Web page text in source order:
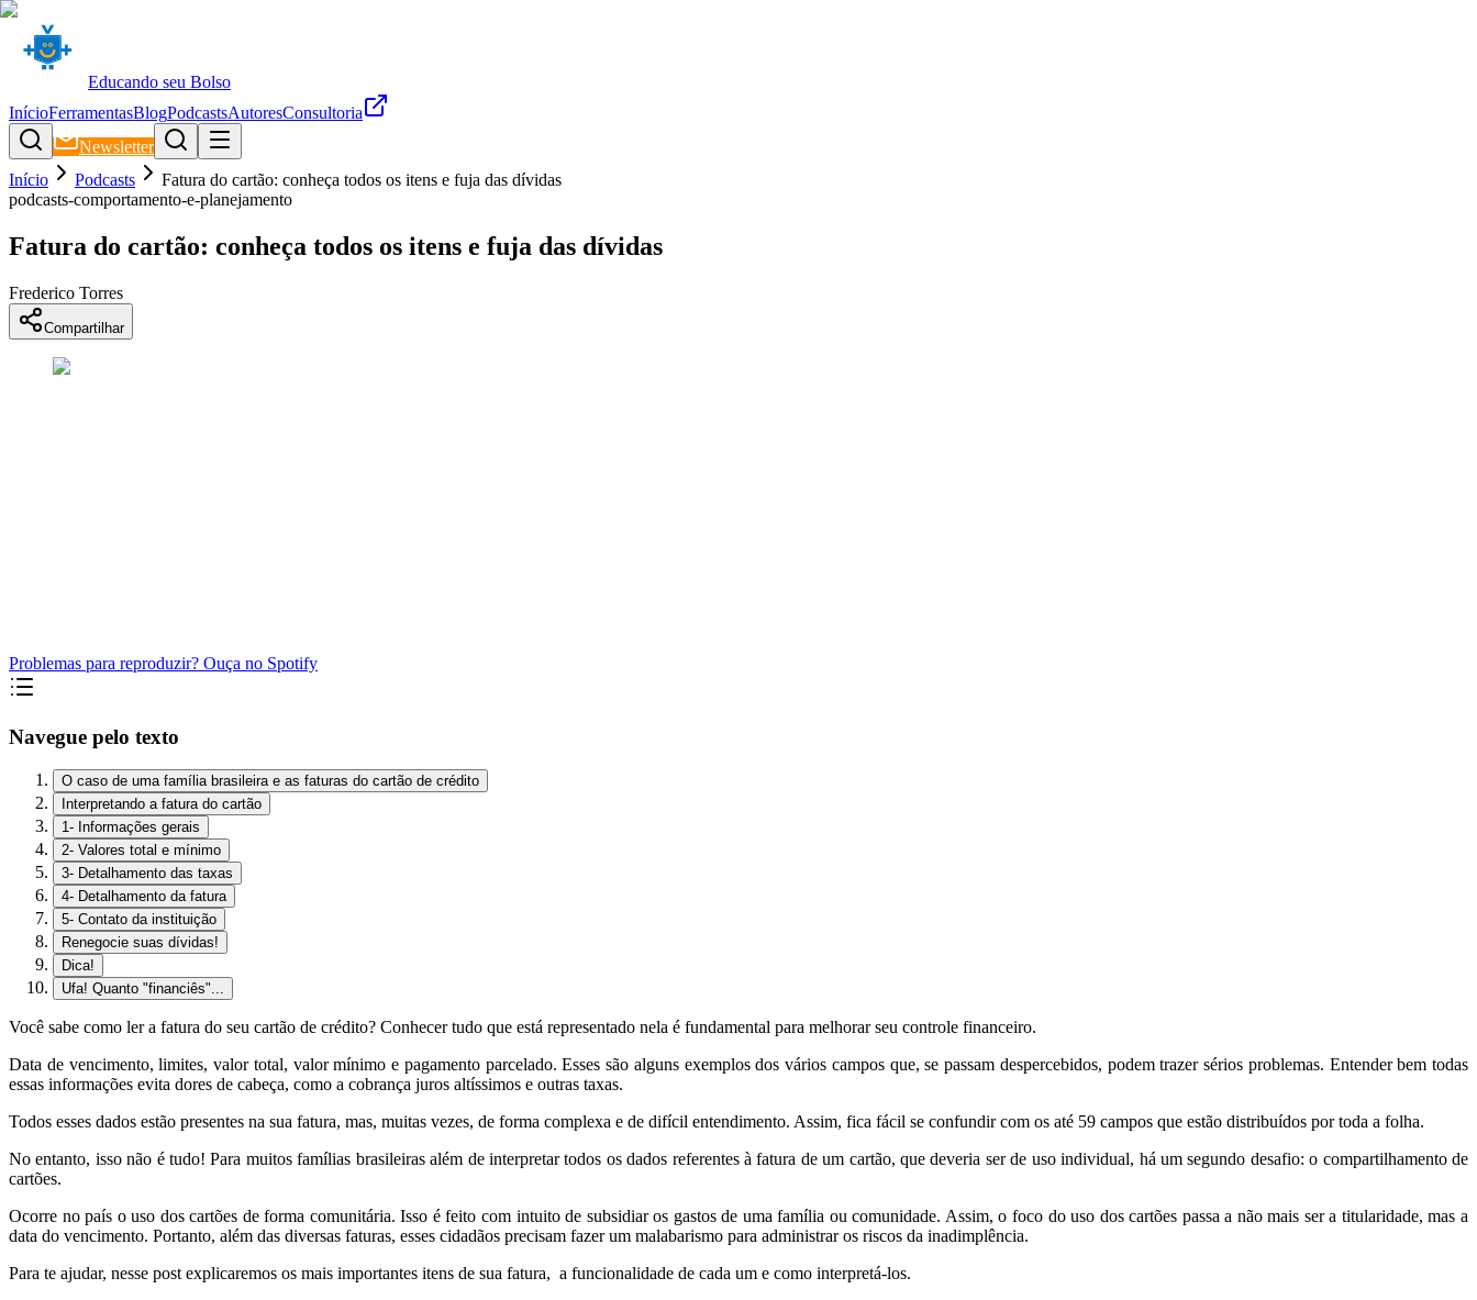
Educando seu Bolso
InícioFerramentasBlogPodcastsAutoresConsultoria
Newsletter
Início
Podcasts
Fatura do cartão: conheça todos os itens e fuja das dívidas
podcasts-comportamento-e-planejamento
Fatura do cartão: conheça todos os itens e fuja das dívidas
Frederico Torres
Compartilhar
Problemas para reproduzir? Ouça no Spotify
Navegue pelo texto
O caso de uma família brasileira e as faturas do cartão de crédito
Interpretando a fatura do cartão
1- Informações gerais
2- Valores total e mínimo
3- Detalhamento das taxas
4- Detalhamento da fatura
5- Contato da instituição
Renegocie suas dívidas!
Dica!
Ufa! Quanto "financiês"...
Você sabe como ler a fatura do seu cartão de crédito? Conhecer tudo que está representado nela é fundamental para melhorar seu controle financeiro.
Data de vencimento, limites, valor total, valor mínimo e pagamento parcelado. Esses são alguns exemplos dos vários campos que, se passam despercebidos, podem trazer sérios problemas. Entender bem todas
essas informações evita dores de cabeça, como a cobrança juros altíssimos e outras taxas.
Todos esses dados estão presentes na sua fatura, mas, muitas vezes, de forma complexa e de difícil entendimento. Assim, fica fácil se confundir com os até 59 campos que estão distribuídos por toda a folha.
No entanto, isso não é tudo! Para muitos famílias brasileiras além de interpretar todos os dados referentes à fatura de um cartão, que deveria ser de uso individual, há um segundo desafio: o compartilhamento de
cartões.
Ocorre no país o uso dos cartões de forma comunitária. Isso é feito com intuito de subsidiar os gastos de uma família ou comunidade. Assim, o foco do uso dos cartões passa a não mais ser a titularidade, mas a
data do vencimento. Portanto, além das diversas faturas, esses cidadãos precisam fazer um malabarismo para administrar os riscos da inadimplência.
Para te ajudar, nesse post explicaremos os mais importantes itens de sua fatura, a funcionalidade de cada um e como interpretá-los.